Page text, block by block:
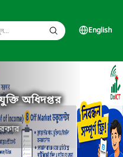
English
অধিদপ্তর